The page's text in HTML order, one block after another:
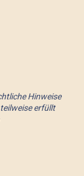
Hinweise
erfüllt